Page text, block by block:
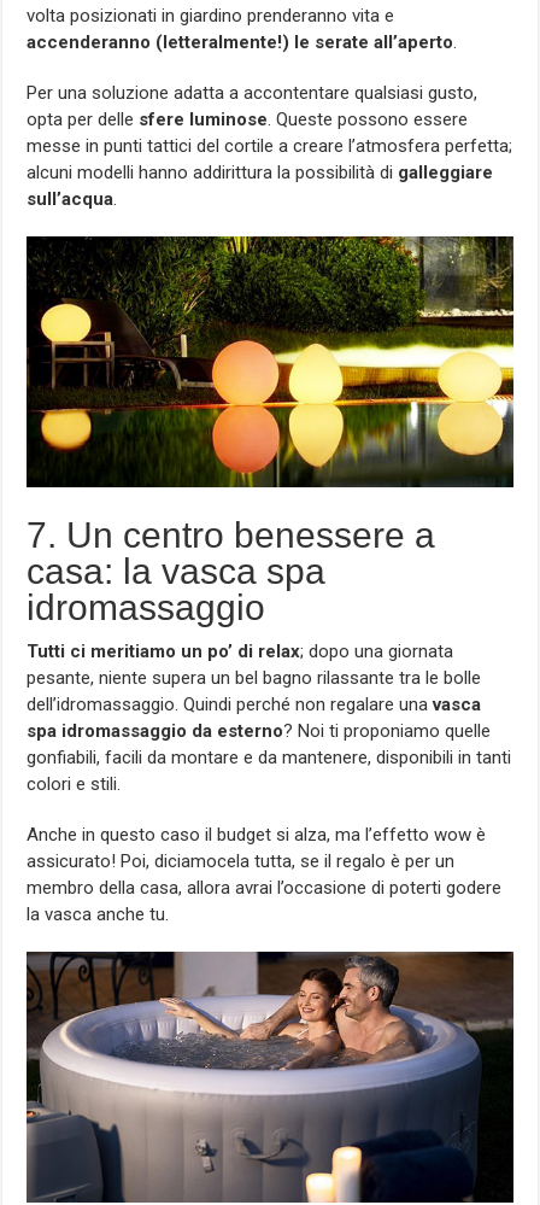
volta posizionati in giardino prenderanno vita e
accenderanno (letteralmente!) le serate all’aperto.
Per una soluzione adatta a accontentare qualsiasi gusto,
opta per delle sfere luminose. Queste possono essere
messe in punti tattici del cortile a creare l’atmosfera perfetta;
alcuni modelli hanno addirittura la possibilità di galleggiare
sull’acqua.
7. Un centro benessere a
casa: la vasca spa
idromassaggio
Tutti ci meritiamo un po’ di relax; dopo una giornata
pesante, niente supera un bel bagno rilassante tra le bolle
dell’idromassaggio. Quindi perché non regalare unavasca
spa idromassaggio da esterno? Noi ti proponiamo quelle
gonfiabili, facili da montare e da mantenere, disponibili in tanti
colori e stili.
Anche in questo caso il budget si alza, ma l’effetto wow è
assicurato! Poi, diciamocela tutta, se il regalo è per un
membro della casa, allora avrai l’occasione di poterti godere
la vasca anche tu.